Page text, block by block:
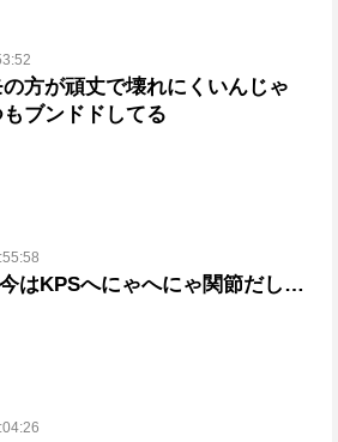
方が頑丈で壊れにくいんじゃ
ブンドドしてる
はKPSへにゃへにゃ関節だし…